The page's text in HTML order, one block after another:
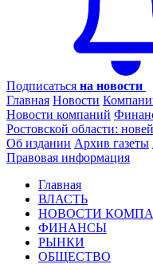
Подписаться на новости
Главная Новости
Новости компаний
Ростовской области:
Об издании Архив газеты
Правовая информация
Главная
ВЛАСТЬ
НОВОСТИ
ФИНАНСЫ
РЫНКИ
ОБЩЕСТВО